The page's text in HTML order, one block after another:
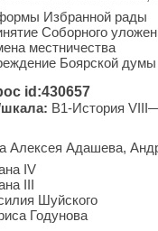
Избранной рады
Соборного
местничества
Боярской думы
id:430657
B1-История
Алексея Адашева,
IV
III
Шуйского
Годунова